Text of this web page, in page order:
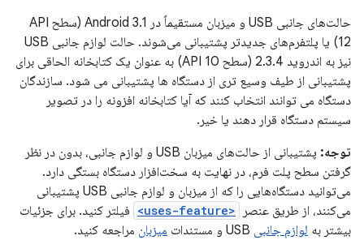
حالت‌های جانبی USB و میزبان مستقیماً در Android 3.1 (سطح API
12) یا پلتفرم‌های جدیدتر پشتیبانی می‌شوند. حالت لوازم جانبی USB
نیز به اندروید 2.3.4 (سطح API 10) به عنوان یک کتابخانه الحاقی برای
پشتیبانی از طیف وسیع تری از دستگاه ها پشتیبانی می شود. سازندگان
دستگاه می توانند انتخاب کنند که آیا کتابخانه افزونه را در تصویر
سیستم دستگاه قرار دهند یا خیر.
توجه:
پشتیبانی از حالت‌های میزبان USB و لوازم جانبی، بدون در نظر
گرفتن سطح پلت فرم، در نهایت به سخت‌افزار دستگاه بستگی دارد.
می‌توانید دستگاه‌هایی را که از میزبان و لوازم جانبی USB پشتیبانی
می‌کنند، از طریق عنصر
<uses-feature>
فیلتر کنید. برای جزئیات
بیشتر به لوازم جانبی میزبان مراجعه کنید.